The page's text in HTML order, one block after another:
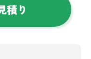
積り